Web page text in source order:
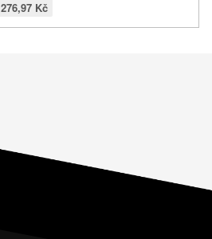
276,97 Kč